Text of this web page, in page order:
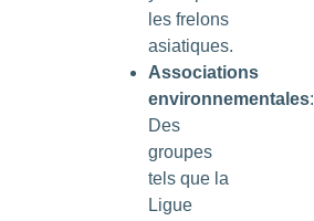
les frelons
asiatiques.
Associations
environnementales:
Des
groupes
tels que la
Ligue